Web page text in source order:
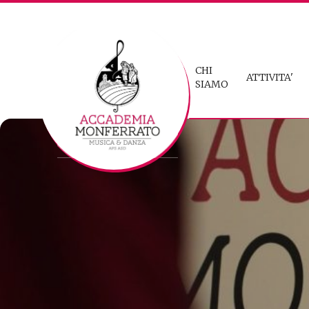
Skip to content
CHI
SIAMO
ATTIVITA'